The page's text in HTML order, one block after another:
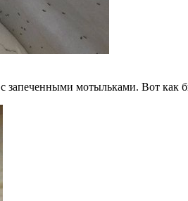
мотыльками. Вот как